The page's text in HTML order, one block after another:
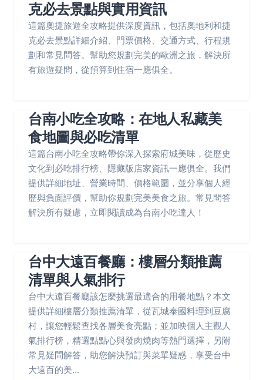
克必去景點與實用資訊
這篇奧捷旅遊全攻略提供深度資訊，包括奧地利和捷
克必去景點詳細介紹、門票價格、交通方式、行程規
劃和常見問答。幫助您規劃完美的歐洲之旅，解決所
有旅遊疑問，從預算到住宿一應俱全。
台南小吃全攻略：在地人私藏美
食地圖與必吃清單
這篇台南小吃全攻略帶你深入探索府城美味，從歷史
文化到必吃排行榜、隱藏版店家資訊一應俱全。我們
提供詳細地址、營業時間、價格範圍，並分享個人經
歷與負面評價，幫助你規劃完美美食之旅。常見問答
解決所有疑慮，立即閱讀成為台南小吃達人！
台中大遠百餐廳：樓層分類推薦
清單與人氣排行
台中大遠百餐廳該怎麼挑選最適合的用餐地點？本文
提供詳細樓層分類推薦清單，從瓦城泰國料理到豆腐
村，讓您輕鬆查找各層美食亮點；並加映個人主觀人
氣排行榜，精選點點心與發肉燒肉等熱門選擇，另附
常見疑問解答，助您解決預訂與菜單疑惑，享受台中
大遠百的美...